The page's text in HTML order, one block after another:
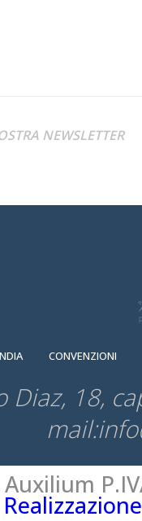
NEWSLETTER
CONVENZIONI
Diaz, 18,